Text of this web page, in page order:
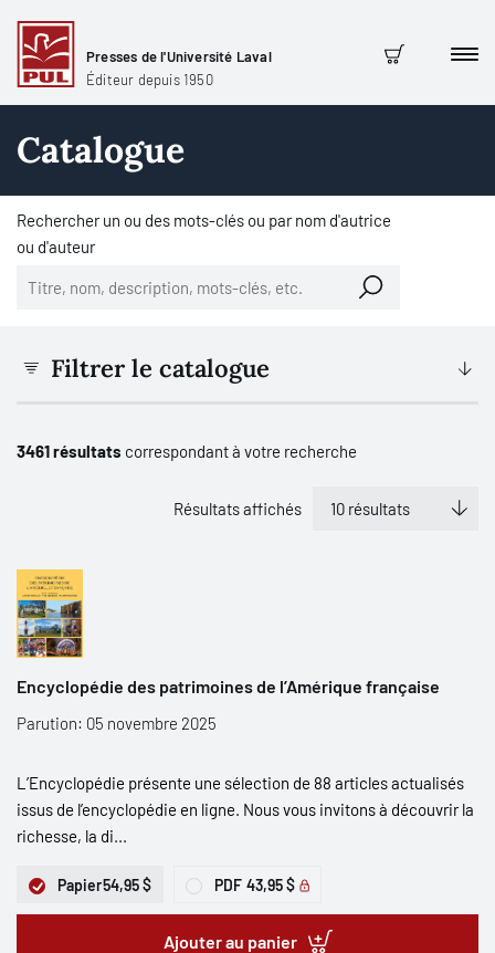
Presses de l'Université Laval
Éditeur depuis 1950
Panier
Catalogue
Rechercher un ou des mots-clés ou par nom d'autrice
ou d'auteur
Filtrer le catalogue
3461 résultats correspondant à votre recherche
Résultats affichés
Encyclopédie des patrimoines de l’Amérique française
Parution: 05 novembre 2025
L’Encyclopédie présente une sélection de 88 articles actualisés
issus de l’encyclopédie en ligne. Nous vous invitons à découvrir la
richesse, la di...
Papier54,95 $ PDF 43,95 $
Ajouter au panier